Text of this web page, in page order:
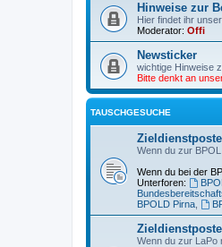
Hinweise zur
Hier findet ihr
Moderator: Offi
Newsticker
wichtige Hinweise
Bitte denkt an
TAUSCHGESUCHE
Wenn du zur
Wenn du bei der
Unterforen:
BPOLD Pirna
Wenn du zur LaPo